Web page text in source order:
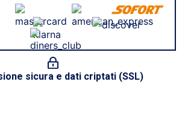
sicura e dati criptati (SSL)